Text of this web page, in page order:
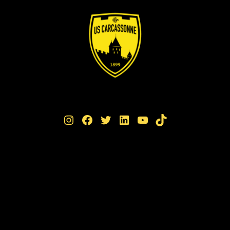
Instagram Facebook Twitter LinkedIn YouTube TikTok